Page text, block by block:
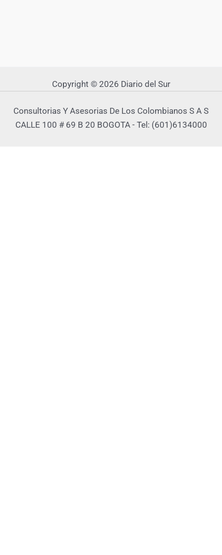
Copyright © 2026 Diario del Sur
Consultorias Y Asesorias De Los Colombianos S A S
CALLE 100 # 69 B 20 BOGOTA - Tel: (601)6134000